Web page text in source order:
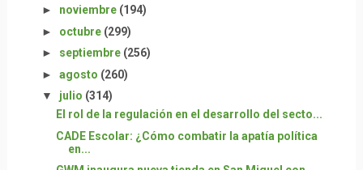
► noviembre (194)
► octubre (299)
► septiembre (256)
► agosto (260)
▼ julio (314)
El rol de la regulación en el desarrollo del secto...
CADE Escolar: ¿Cómo combatir la apatía política
en...